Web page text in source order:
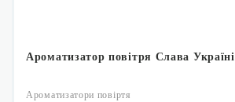
Ароматизатор повітря Слава Україні
Ароматизатори повіртя